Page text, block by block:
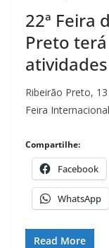
22ª Feira
Preto
Ribeirão Preto,
Feira
Compartilhe:
Facebook
WhatsApp
Read More